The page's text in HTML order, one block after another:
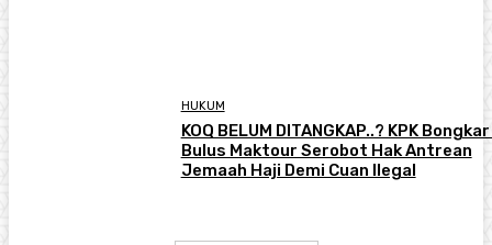
HUKUM
KOQ BELUM DITANGKAP..? KPK
Bulus Maktour Serobot Hak Antrean
Jemaah Haji Demi Cuan Ilegal